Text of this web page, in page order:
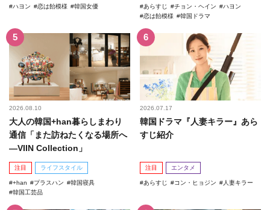
ハヨン 恋は飴模様 韓国女優 あらすじ チョン・ヘイン
ハヨン
恋は飴模様
韓国ドラマ
2026.08.10
大人の韓国+han暮らしまわり
通信「また訪ねたくなる場所へ
―VIIN Collection」
注目 ライフスタイル
+han プラスハン
韓国寝具
韓国工芸品
2026.07.17
韓国ドラマ『人妻キラー』あら
すじ紹介
注目 エンタメ
あらすじ コン・ヒョジン 人妻キラー